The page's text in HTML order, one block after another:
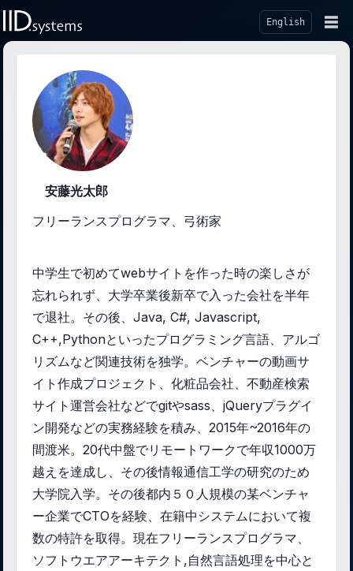
English ☰
安藤光太郎
フリーランスプログラマ、弓術家
中学生で初めてwebサイトを作った時の楽しさが
忘れられず、大学卒業後新卒で入った会社を半年
で退社。その後、Java, C#, Javascript,
C++,Pythonといったプログラミング言語、アルゴ
リズムなど関連技術を独学。ベンチャーの動画サ
イト作成プロジェクト、化粧品会社、不動産検索
サイト運営会社などでgitやsass、jQueryプラグイ
ン開発などの実務経験を積み、2015年~2016年の
間渡米。20代中盤でリモートワークで年収1000万
越えを達成し、その後情報通信工学の研究のため
大学院入学。その後都内５０人規模の某ベンチャ
ー企業でCTOを経験、在籍中システムにおいて複
数の特許を取得。現在フリーランスプログラマ、
ソフトウエアアーキテクト,自然言語処理を中心と